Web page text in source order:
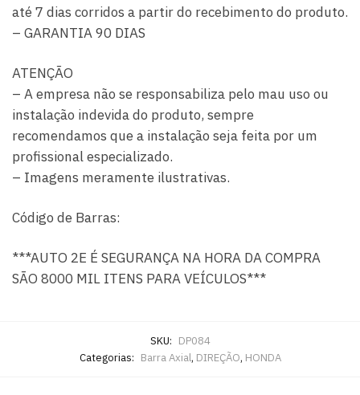
até 7 dias corridos a partir do recebimento do produto.
– GARANTIA 90 DIAS
ATENÇÃO
– A empresa não se responsabiliza pelo mau uso ou
instalação indevida do produto, sempre
recomendamos que a instalação seja feita por um
profissional especializado.
– Imagens meramente ilustrativas.
Código de Barras:
***AUTO 2E É SEGURANÇA NA HORA DA COMPRA
SÃO 8000 MIL ITENS PARA VEÍCULOS***
SKU: DP084
Categorias: Barra Axial, DIREÇÃO, HONDA